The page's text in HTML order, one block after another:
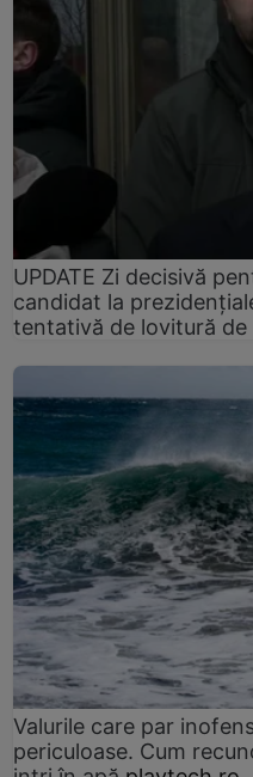
UPDATE Zi decisivă
candidat la
tentativă de lovitură de
Valurile care par
periculoase. Cum